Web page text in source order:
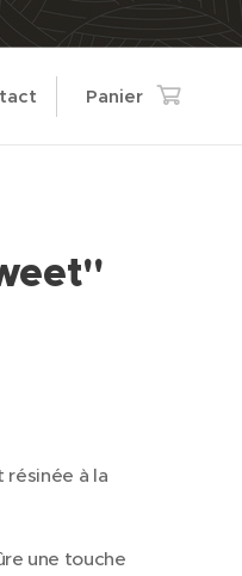
Panier
résinée à la
une touche